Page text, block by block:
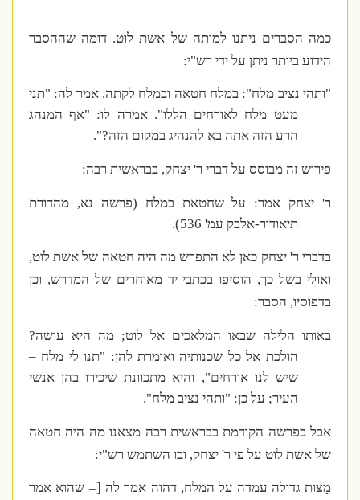
כמה הסברים ניתנו למותה של אשת לוט. דומה שההסבר
הידוע ביותר ניתן על ידי רש"י:
"ותהי נציב מלח": במלח חטאה ובמלח לקתה. אמר לה: "תני
מעט מלח לאורחים הללו". אמרה לו: "אף המנהג
הרע הזה אתה בא להנהיג במקום הזה?".
פירוש זה מבוסס על דברי ר' יצחק, בבראשית רבה:
ר' יצחק אמר: על שחטאת במלח (פרשה נא, מהדורת
תיאודור-אלבק עמ' 536).
בדברי ר' יצחק כאן לא התפרש מה היה חטאה של אשת לוט,
ואולי בשל כך, הוסיפו בכתבי יד מאוחרים של המדרש, וכן
בדפוסיו, הסבר:
באותו הלילה שבאו המלאכים אל לוט; מה היא עושה?
הולכת אל כל שכנותיה ואומרת להן: "תנו לי מלח –
שיש לנו אורחים", והיא מתכוונת שיכירו בהן אנשי
העיר; על כן: "ותהי נציב מלח".
אבל בפרשה הקודמת בבראשית רבה מצאנו מה היה חטאה
של אשת לוט על פי ר' יצחק, ובו השתמש רש"י:
מַצּוּת גדולה עמדה על המלח, דהוה אמר לה [= שהוא אמר